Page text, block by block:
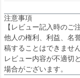
注意事項
【レビュー記入時のご
他人の権利、利益、名
稿することはできませ
レビュー内容が不適切
場合がございます。